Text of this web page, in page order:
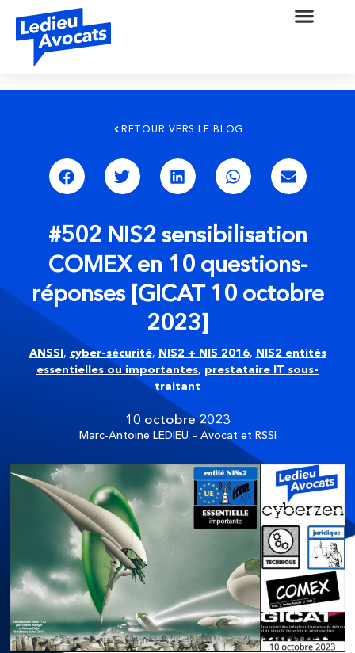
RETOUR VERS LE BLOG
#502 NIS2 sensibilisation
COMEX en 10 questions-
réponses [GICAT 10 octobre
2023]
10 octobre 2023
Marc-Antoine LEDIEU – Avocat et RSSI
ANSSI, cyber-sécurité, NIS2 + NIS 2016, NIS2 entités
essentielles ou importantes, prestataire IT sous-
traitant